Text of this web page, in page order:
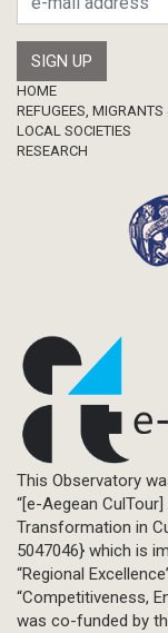
Footer
HOME
REFUGEES,
LOCAL SOCIETIES
RESEARCH
This Observatory
“[e-Aegean
Transformation in
5047046} which is
“Regional
“Competitiveness,
was co-funded by